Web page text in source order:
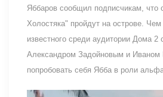
Яббаров сообщил подписчикам, что
Холостяка" пройдут на острове. Чем
известного среди аудитории Дома
Александром Задойновым и Иваном
попробовать себя Ябба в роли